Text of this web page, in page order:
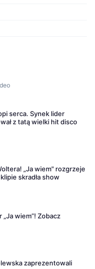
serca. Synek lider
z tatą wielki hit disco
„Ja wiem" rozgrzeje
skradła show
wiem”! Zobacz
zaprezentowali